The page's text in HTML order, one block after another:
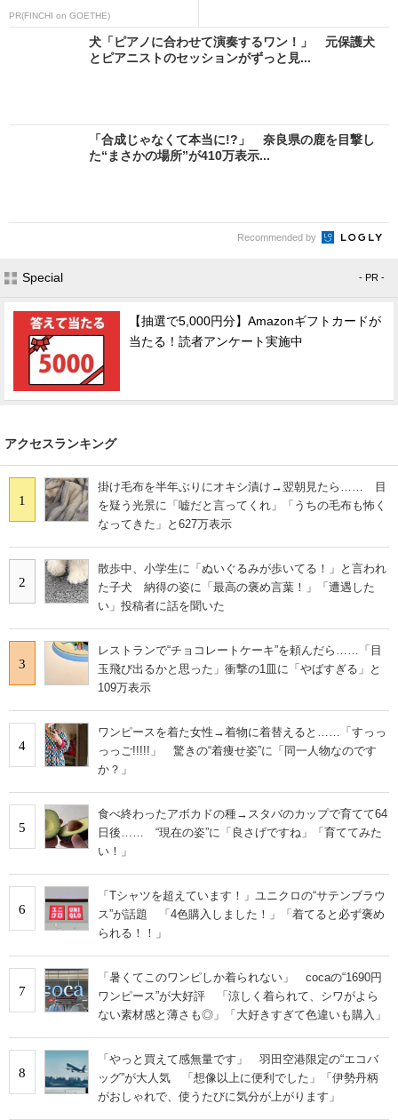
PR(FINCHI on GOETHE)
犬「ピアノに合わせて演奏するワン！」 元保護犬
とピアニストのセッションがずっと見...
「合成じゃなくて本当に!?」 奈良県の鹿を目撃し
た“まさかの場所”が410万表示...
Recommended by
Special - PR -
【抽選で5,000円分】Amazonギフトカードが
当たる！読者アンケート実施中
アクセスランキング
1
掛け毛布を半年ぶりにオキシ漬け→翌朝見たら…… 目
を疑う光景に「嘘だと言ってくれ」「うちの毛布も怖く
なってきた」と627万表示
2
散歩中、小学生に「ぬいぐるみが歩いてる！」と言われ
た子犬 納得の姿に「最高の褒め言葉！」「遭遇した
い」投稿者に話を聞いた
3
レストランで“チョコレートケーキ”を頼んだら……「目
玉飛び出るかと思った」衝撃の1皿に「やばすぎる」と
109万表示
4
ワンピースを着た女性→着物に着替えると……「すっっ
っっご!!!!!」 驚きの“着痩せ姿”に「同一人物なのです
か？」
5
食べ終わったアボカドの種→スタバのカップで育てて64
日後…… “現在の姿”に「良さげですね」「育ててみた
い！」
6
「Tシャツを超えています！」ユニクロの“サテンブラウ
ス”が話題 「4色購入しました！」「着てると必ず褒め
られる！！」
7
「暑くてこのワンピしか着られない」 cocaの“1690円
ワンピース”が大好評 「涼しく着られて、シワがよら
ない素材感と薄さも◎」「大好きすぎて色違いも購入」
8
「やっと買えて感無量です」 羽田空港限定の“エコバ
ッグ”が大人気 「想像以上に便利でした」「伊勢丹柄
がおしゃれで、使うたびに気分が上がります」